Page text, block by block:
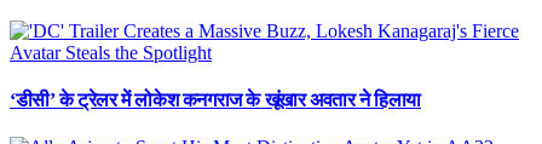
‘डीसी’ के ट्रेलर में लोकेश कनगराज के खूंखार अवतार ने हिलाया